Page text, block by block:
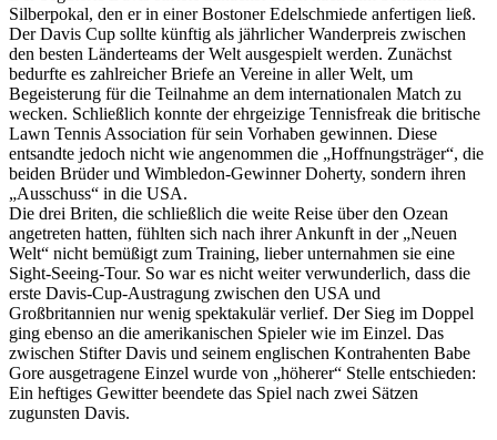
Silberpokal, den er in einer Bostoner Edelschmiede anfertigen ließ.
Der Davis Cup sollte künftig als jährlicher Wanderpreis zwischen
den besten Länderteams der Welt ausgespielt werden. Zunächst
bedurfte es zahlreicher Briefe an Vereine in aller Welt, um
Begeisterung für die Teilnahme an dem internationalen Match zu
wecken. Schließlich konnte der ehrgeizige Tennisfreak die britische
Lawn Tennis Association für sein Vorhaben gewinnen. Diese
entsandte jedoch nicht wie angenommen die „Hoffnungsträger“, die
beiden Brüder und Wimbledon-Gewinner Doherty, sondern ihren
„Ausschuss“ in die USA.
Die drei Briten, die schließlich die weite Reise über den Ozean
angetreten hatten, fühlten sich nach ihrer Ankunft in der „Neuen
Welt“ nicht bemüßigt zum Training, lieber unternahmen sie eine
Sight-Seeing-Tour. So war es nicht weiter verwunderlich, dass die
erste Davis-Cup-Austragung zwischen den USA und
Großbritannien nur wenig spektakulär verlief. Der Sieg im Doppel
ging ebenso an die amerikanischen Spieler wie im Einzel. Das
zwischen Stifter Davis und seinem englischen Kontrahenten Babe
Gore ausgetragene Einzel wurde von „höherer“ Stelle entschieden:
Ein heftiges Gewitter beendete das Spiel nach zwei Sätzen
zugunsten Davis.